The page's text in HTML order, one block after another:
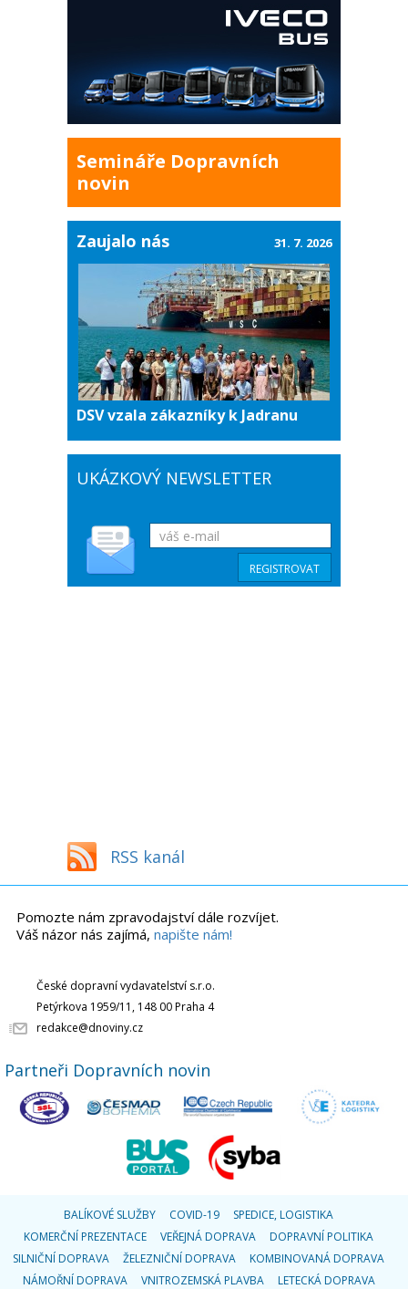
Semináře Dopravních
novin
Zaujalo nás
DSV vzala zákazníky k Jadranu
31. 7. 2026
UKÁZKOVÝ NEWSLETTER
RSS kanál
Pomozte nám zpravodajství dále rozvíjet.
Váš názor nás zajímá, napište nám!
České dopravní vydavatelství s.r.o.
Petýrkova 1959/11, 148 00 Praha 4
redakce@dnoviny.cz
Partneři Dopravních novin
BALÍKOVÉ SLUŽBY COVID-19
SPEDICE, LOGISTIKA
KOMERČNÍ PREZENTACE
VEŘEJNÁ DOPRAVA
DOPRAVNÍ POLITIKA
SILNIČNÍ DOPRAVA
ŽELEZNIČNÍ DOPRAVA
KOMBINOVANÁ DOPRAVA
NÁMOŘNÍ DOPRAVA
VNITROZEMSKÁ PLAVBA LETECKÁ DOPRAVA